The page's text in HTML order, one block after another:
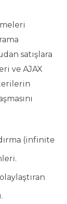
satışlara
ve AJAX
(infinite